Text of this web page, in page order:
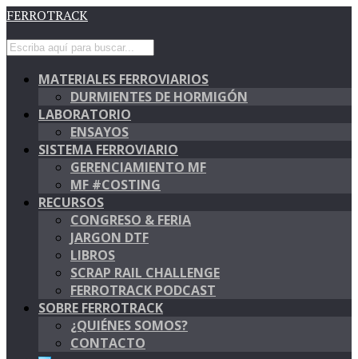
FERROTRACK
MATERIALES FERROVIARIOS
DURMIENTES DE HORMIGÓN
LABORATORIO
ENSAYOS
SISTEMA FERROVIARIO
GERENCIAMIENTO MF
MF #COSTING
RECURSOS
CONGRESO & FERIA
JARGON DTF
LIBROS
SCRAP RAIL CHALLENGE
FERROTRACK PODCAST
SOBRE FERROTRACK
¿QUIÉNES SOMOS?
CONTACTO